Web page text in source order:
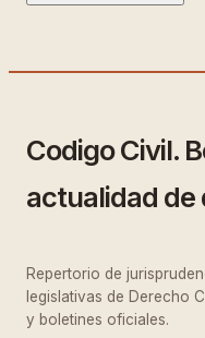
Codigo Civil.
actualidad de
Repertorio de
legislativas de Derecho
y boletines oficiales.